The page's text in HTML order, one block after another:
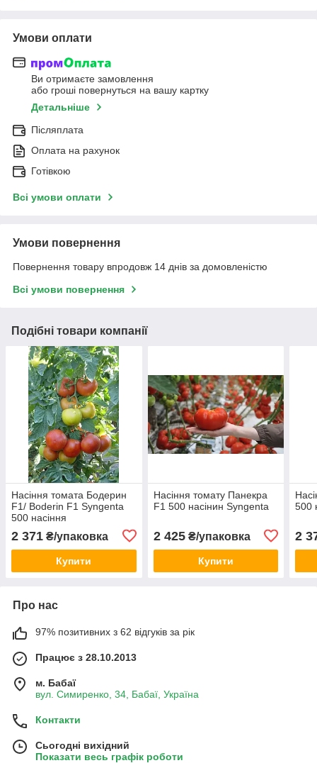
Умови оплати
Ви отримаєте замовлення
або гроші повернуться на вашу картку
Детальніше
Післяплата
Оплата на рахунок
Готівкою
Всі умови оплати
Умови повернення
Повернення товару впродовж 14 днів за домовленістю
Всі умови повернення
Подібні товари компанії
Насіння томата Бодерин
F1/ Boderin F1 Syngenta
500 насіння
2 371 ₴/упаковка
Купити
Насіння томату Панекра
F1 500 насінин Syngenta
2 425₴/упаковка
Купити
500
2
Про нас
97% позитивних з 62 відгуків за рік
Працює з 28.10.2013
м. Бабаї
вул. Симиренко, 34, Бабаї, Україна
Контакти
Сьогодні вихідний
Показати весь графік роботи